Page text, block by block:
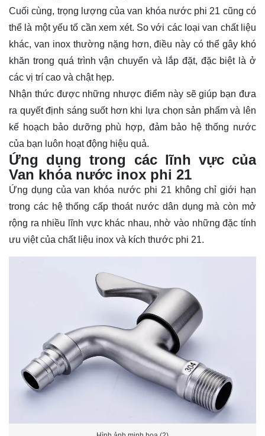
Cuối cùng, trọng lượng của van khóa nước phi 21 cũng có
thể là một yếu tố cần xem xét. So với các loại van chất liệu
khác, van inox thường nặng hơn, điều này có thể gây khó
khăn trong quá trình vận chuyển và lắp đặt, đặc biệt là ở
các vị trí cao và chật hẹp.
Nhận thức được những nhược điểm này sẽ giúp bạn đưa
ra quyết định sáng suốt hơn khi lựa chọn sản phẩm và lên
kế hoạch bảo dưỡng phù hợp, đảm bảo hệ thống nước
của bạn luôn hoạt động hiệu quả.
Ứng dụng trong các lĩnh vực của
Van khóa nước inox phi 21
Ứng dụng của van khóa nước phi 21 không chỉ giới hạn
trong các hệ thống cấp thoát nước dân dụng mà còn mở
rộng ra nhiều lĩnh vực khác nhau, nhờ vào những đặc tính
ưu việt của chất liệu inox và kích thước phi 21.